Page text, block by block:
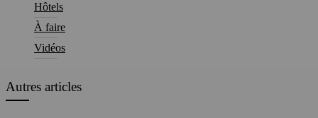
Hôtels
À faire
Vidéos
Autres articles